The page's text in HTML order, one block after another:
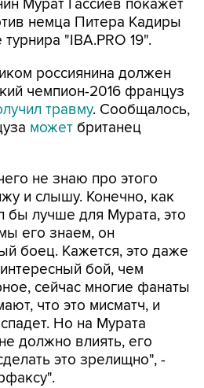
Мурат Гассиев покажет
немца Питера Кадиры
"IBA.PRO 19".
россиянина должен
чемпион-2016 француз
травму. Сообщалось,
может британец
не знаю про этого
и слышу. Конечно, как
лучше для Мурата, это
его знаем, он
боец. Кажется, это даже
бой, чем
сейчас многие фанаты
что это мисматч, и
Но на Мурата
должно влиять, его
это зрелищно", -